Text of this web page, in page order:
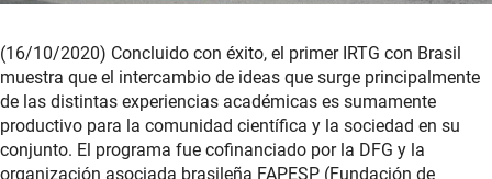
(16/10/2020) Concluido con éxito, el primer IRTG con Brasil
muestra que el intercambio de ideas que surge principalmente
de las distintas experiencias académicas es sumamente
productivo para la comunidad científica y la sociedad en su
conjunto. El programa fue cofinanciado por la DFG y la
organización asociada brasileña FAPESP (Fundación de